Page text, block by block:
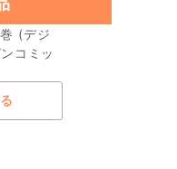
(デジ
コミッ